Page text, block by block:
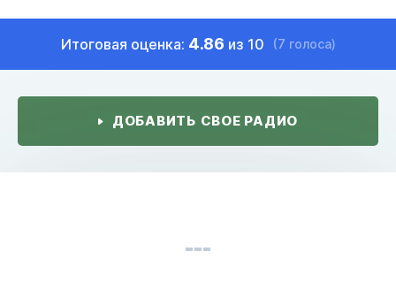
Итоговая оценка: 4.86 из 10 (7 голоса)
ДОБАВИТЬ СВОЕ РАДИО